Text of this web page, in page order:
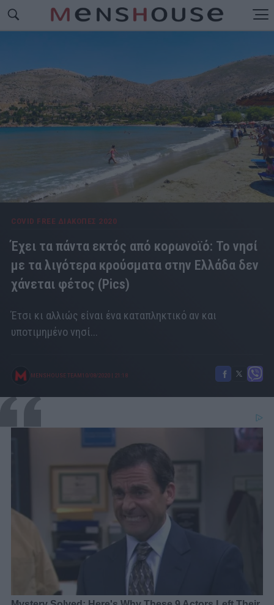
COVID FREE ΔΙΑΚΟΠΕΣ 2020
Έχει τα πάντα εκτός από κορωνοϊό: Το νησί
με τα λιγότερα κρούσματα στην Ελλάδα δεν
χάνεται φέτος (Pics)
Έτσι κι αλλιώς είναι ένα καταπληκτικό αν και
υποτιμημένο νησί...
MENSHOUSE TEAM 10/08/2020 21:18